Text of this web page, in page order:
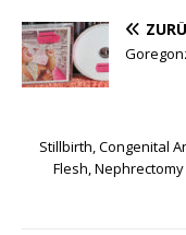
o
o
k
Stillbirth, Congenital
Flesh,